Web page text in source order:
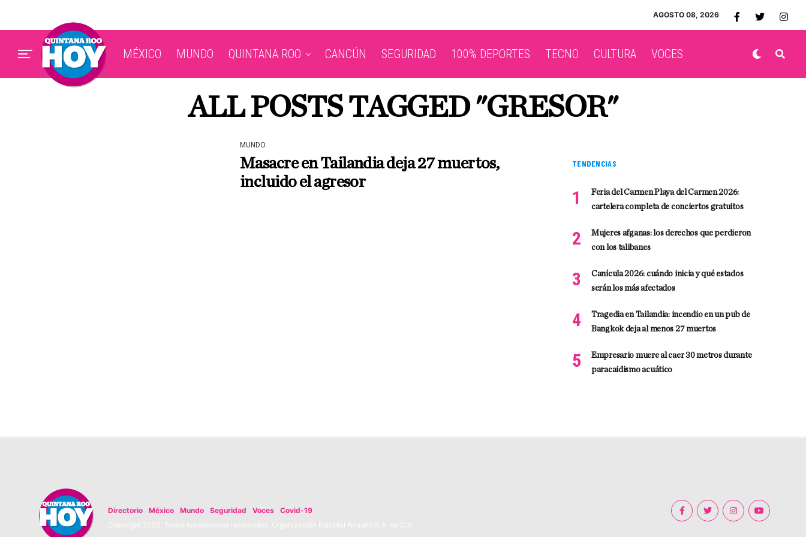
AGOSTO 08, 2026
MÉXICO MUNDO QUINTANA ROO CANCÚN SEGURIDAD 100% DEPORTES TECNO CULTURA VOCES
ALL POSTS TAGGED "GRESOR"
MUNDO
Masacre en Tailandia deja 27 muertos,
incluido el agresor
TENDENCIAS
Feria del Carmen Playa del Carmen 2026:
cartelera completa de conciertos gratuitos
Mujeres afganas: los derechos que perdieron
con los talibanes
Canícula 2026: cuándo inicia y qué estados
serán los más afectados
Tragedia en Tailandia: incendio en un pub de
Bangkok deja al menos 27 muertos
Empresario muere al caer 30 metros durante
paracaidismo acuático
Directorio México Mundo Seguridad Voces
Covid-19